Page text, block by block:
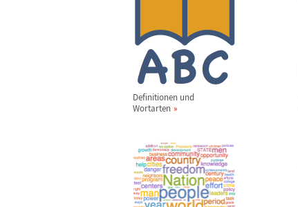
Definitionen und
Wortarten